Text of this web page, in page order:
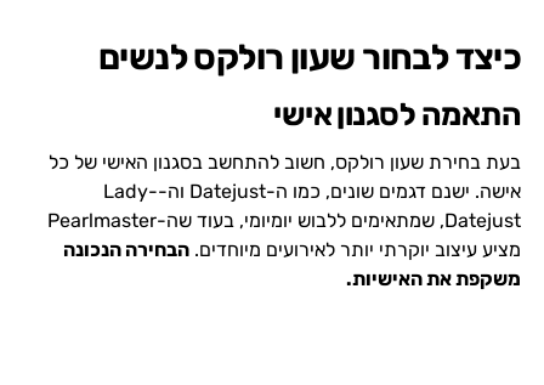
כיצד לבחור שעון רולקס לנשים
התאמה לסגנון אישי
בעת בחירת שעון רולקס, חשוב להתחשב בסגנון האישי של כל
אישה. ישנם דגמים שונים, כמו ה-Datejust וה-Lady-
Datejust, שמתאימים ללבוש יומיומי, בעוד שה-Pearlmaster
מציע עיצוב יוקרתי יותר לאירועים מיוחדים. הבחירה הנכונה
משקפת את האישיות.